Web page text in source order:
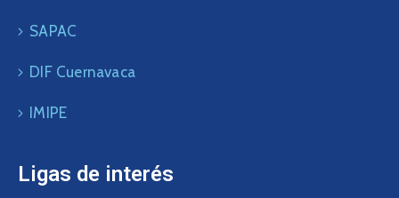
SAPAC
DIF Cuernavaca
IMIPE
Ligas de interés